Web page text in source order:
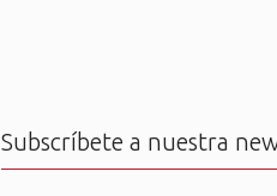
Subscríbete a nuestra